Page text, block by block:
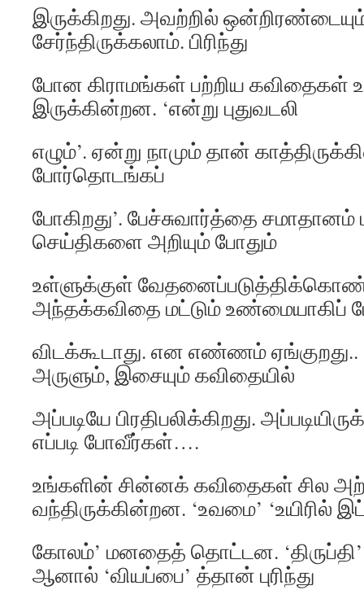
இருக்கிறது. அவற்றில்
சேர்ந்திருக்கலாம். பிரிந்து
போன கிராமங்கள் பற்றிய கவிதைகள்
இருக்கின்றன. ‘என்று புதுவடலி
எழும்’. ஏன்று நாமும் தான்
போர்தொடங்கப்
போகிறது’. பேச்சுவார்த்தை
செய்திகளை அறியும் போதும்
உள்ளுக்குள்
அந்தக்கவிதை மட்டும் உண்மையாகிப்
விடக்கூடாது. என எண்ணம் ஏங்குறது..
அருளும், இசையும் கவிதையில்
அப்படியே பிரதிபலிக்கிறது.
எப்படி போவீர்கள்….
உங்களின் சின்னக் கவிதைகள் சில
வந்திருக்கின்றன. ‘உவமை’ ‘உயிரில்
கோலம்’ மனதைத் தொட்டன. ‘திருப்தி’
ஆனால் ‘வியப்பை’ த்தான் புரிந்து